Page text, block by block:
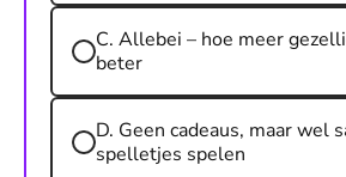
C. Allebei – hoe meer
beter
D. Geen cadeaus, maar wel
spelletjes spelen